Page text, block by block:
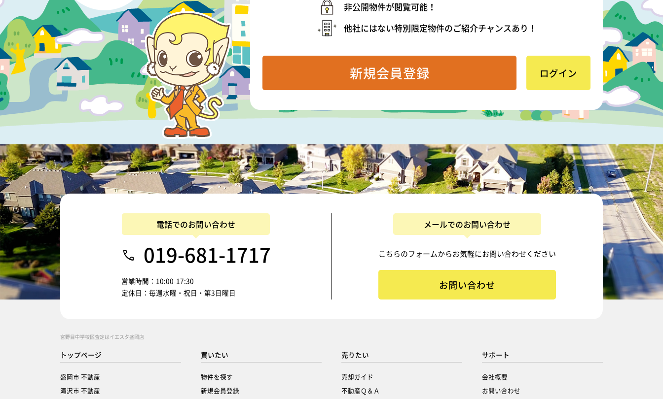
非公開物件が閲覧可能！
他社にはない特別限定物件のご紹介チャンスあり！
新規会員登録 ログイン
電話でのお問い合わせ
019-681-1717
営業時間：10:00-17:30
定休日：毎週水曜・祝日・第3日曜日
メールでのお問い合わせ
こちらのフォームからお気軽にお問い合わせください
お問い合わせ
宮野目中学校区査定はイエスタ盛岡店
トップページ
盛岡市 不動産
滝沢市 不動産
買いたい
物件を探す
新規会員登録
売りたい
売却ガイド
不動産Ｑ＆Ａ
サポート
会社概要
お問い合わせ